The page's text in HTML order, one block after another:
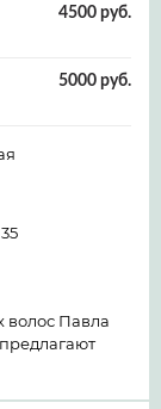
4500 руб.
5000 руб.
волос Павла